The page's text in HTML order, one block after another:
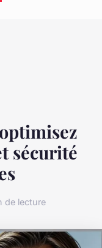
sécurité
de lecture